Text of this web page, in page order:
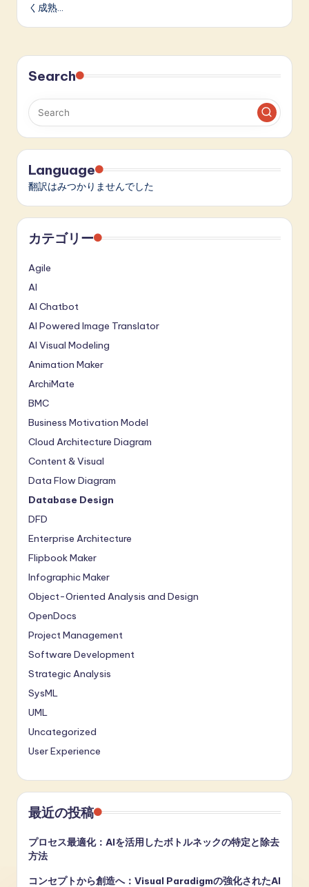
&
o
t
w
a
r
e
n
o
v
a
ti
o
n
く成熟…
Search
Language
翻訳はみつかりませんでした
カテゴリー
Agile
AI
AI Chatbot
AI Powered Image Translator
AI Visual Modeling
Animation Maker
ArchiMate
BMC
Business Motivation Model
Cloud Architecture Diagram
Content & Visual
Data Flow Diagram
Database Design
DFD
Enterprise Architecture
Flipbook Maker
Infographic Maker
Object-Oriented Analysis and Design
OpenDocs
Project Management
Software Development
Strategic Analysis
SysML
UML
Uncategorized
User Experience
最近の投稿
プロセス最適化：AIを活用したボトルネックの特定と除去
方法
コンセプトから創造へ：Visual Paradigmの強化されたAI